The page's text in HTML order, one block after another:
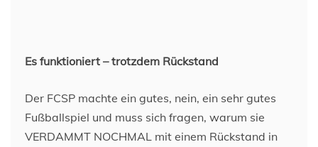
Es funktioniert – trotzdem Rückstand
Der FCSP machte ein gutes, nein, ein sehr gutes
Fußballspiel und muss sich fragen, warum sie
VERDAMMT NOCHMAL mit einem Rückstand in